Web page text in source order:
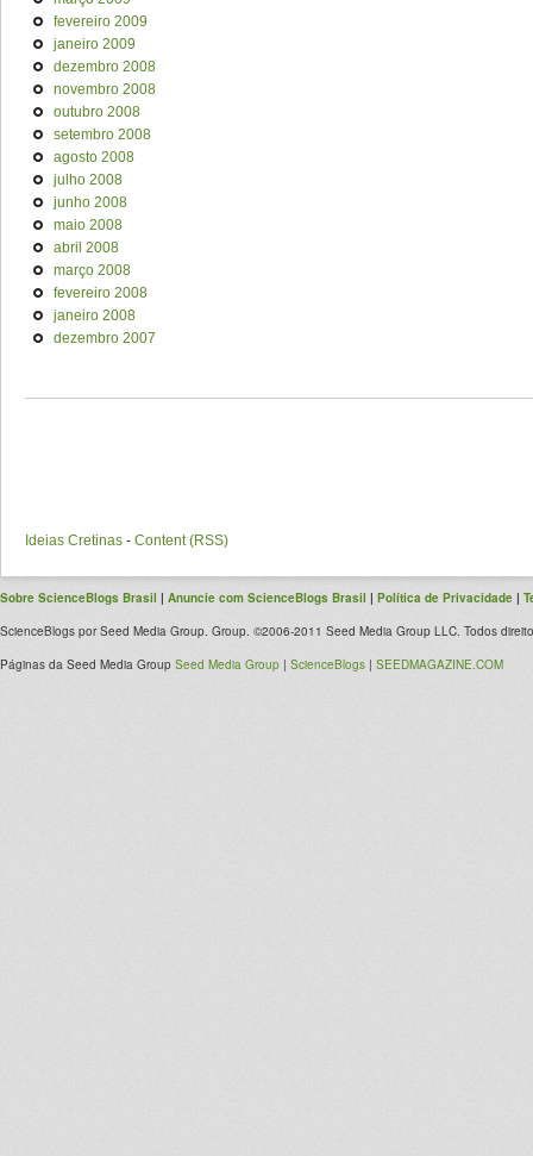
fevereiro 2009
janeiro 2009
dezembro 2008
novembro 2008
outubro 2008
setembro 2008
agosto 2008
julho 2008
junho 2008
maio 2008
abril 2008
março 2008
fevereiro 2008
janeiro 2008
dezembro 2007
Ideias Cretinas - Content (RSS)
Sobre ScienceBlogs Brasil | Anuncie com ScienceBlogs Brasil | Política de Privacidade |
ScienceBlogs por Seed Media Group. Group. ©2006-2011 Seed Media Group LLC. Todos
Páginas da Seed Media Group Seed Media Group | ScienceBlogs | SEEDMAGAZINE.COM